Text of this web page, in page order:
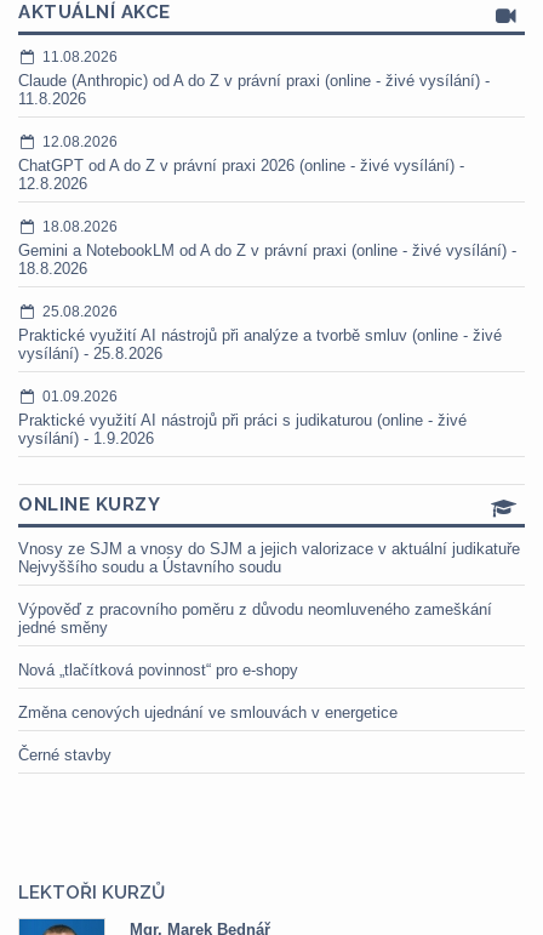
AKTUÁLNÍ AKCE
11.08.2026
Claude (Anthropic) od A do Z v právní praxi (online - živé vysílání) -
11.8.2026
12.08.2026
ChatGPT od A do Z v právní praxi 2026 (online - živé vysílání) -
12.8.2026
18.08.2026
Gemini a NotebookLM od A do Z v právní praxi (online - živé vysílání) -
18.8.2026
25.08.2026
Praktické využití AI nástrojů při analýze a tvorbě smluv (online - živé
vysílání) - 25.8.2026
01.09.2026
Praktické využití AI nástrojů při práci s judikaturou (online - živé
vysílání) - 1.9.2026
ONLINE KURZY
Vnosy ze SJM a vnosy do SJM a jejich valorizace v aktuální judikatuře
Nejvyššího soudu a Ústavního soudu
Výpověď z pracovního poměru z důvodu neomluveného zameškání
jedné směny
Nová „tlačítková povinnost“ pro e-shopy
Změna cenových ujednání ve smlouvách v energetice
Černé stavby
LEKTOŘI KURZŮ
Mgr. Marek Bednář